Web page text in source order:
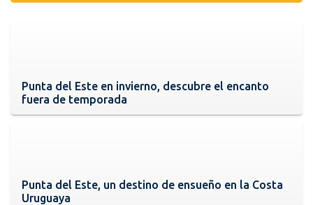
Punta del Este en invierno, descubre el encanto
fuera de temporada
Punta del Este, un destino de ensueño en la Costa
Uruguaya